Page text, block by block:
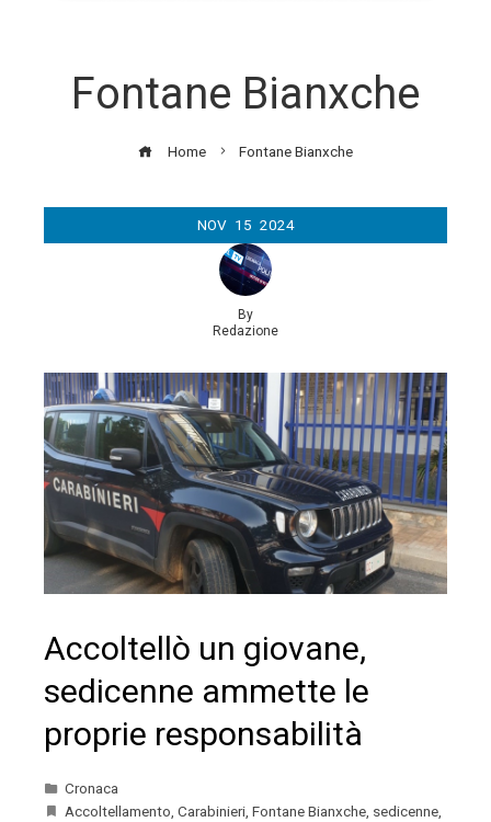
Fontane Bianxche
Home Fontane Bianxche
NOV 15 2024
By
Redazione
Accoltellò un giovane,
sedicenne ammette le
proprie responsabilità
Cronaca
Accoltellamento, Carabinieri, Fontane Bianxche, sedicenne,